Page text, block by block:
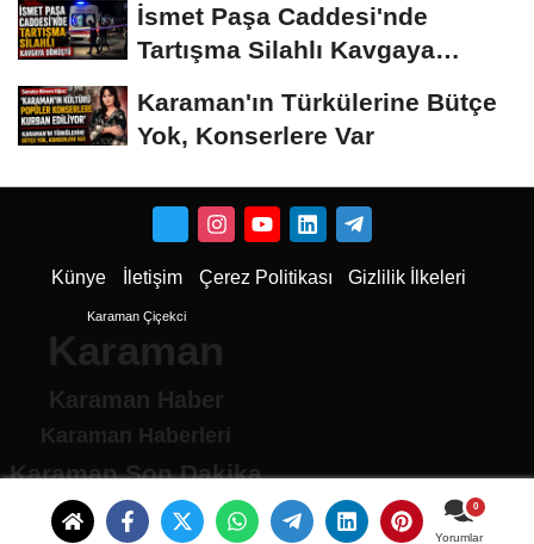
Yorumlar
İsmet Paşa Caddesi'nde
Tartışma Silahlı Kavgaya
Karaman'ın Türkülerine Bütçe
Yok, Konserlere Var
Künye İletişim Çerez Politikası Gizlilik İlkeleri
Karaman Çiçekci
Karaman
Karaman Haber
Karaman Haberleri
Karaman Son Dakika
Karaman son dakika Haberleri
Karamandan haberler